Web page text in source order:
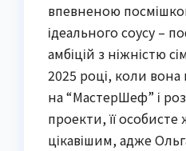
впевненою
ідеального соусу –
амбіцій з ніжністю
2025 році, коли
на “МастерШеф” і
проекти, її
цікавішим, адже